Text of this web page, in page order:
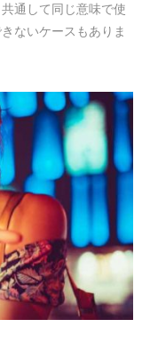
通して同じ意味で使
ないケースもありま